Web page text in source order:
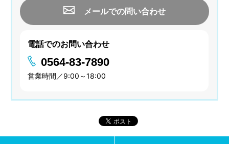
メールでの問い合わせ
電話でのお問い合わせ
0564-83-7890
営業時間／9:00～18:00